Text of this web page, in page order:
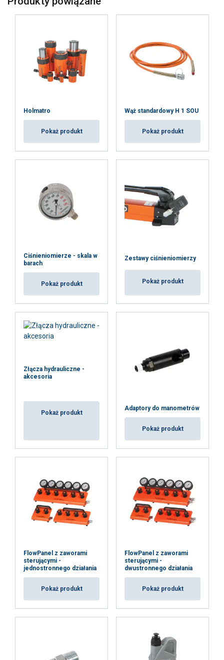
Holmatro
Pokaż produkt
Wąż standardowy H 1 SOU
Pokaż produkt
Ciśnieniomierze - skala w
barach
Pokaż produkt
Zestawy ciśnieniomierzy
Pokaż produkt
Złącza hydrauliczne -
akcesoria
Pokaż produkt
Adaptory do manometrów
Pokaż produkt
FlowPanel z zaworami
sterującymi -
jednostronnego działania
Pokaż produkt
FlowPanel z zaworami
sterującymi -
dwustronnego działania
Pokaż produkt